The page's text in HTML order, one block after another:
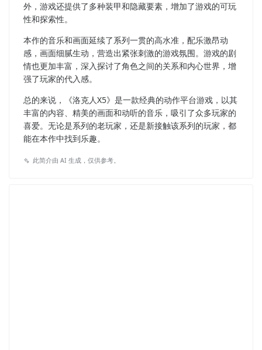
外，游戏还提供了多种装甲和隐藏要素，增加了游戏的可玩
性和探索性。
本作的音乐和画面延续了系列一贯的高水准，配乐激昂动
感，画面细腻生动，营造出紧张刺激的游戏氛围。游戏的剧
情也更加丰富，深入探讨了角色之间的关系和内心世界，增
强了玩家的代入感。
总的来说，《洛克人X5》是一款经典的动作平台游戏，以其
丰富的内容、精美的画面和动听的音乐，吸引了众多玩家的
喜爱。无论是系列的老玩家，还是新接触该系列的玩家，都
能在本作中找到乐趣。
此简介由 AI 生成，仅供参考。